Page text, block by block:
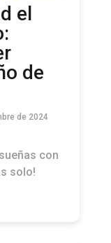
el
de
de 2024
con
solo!